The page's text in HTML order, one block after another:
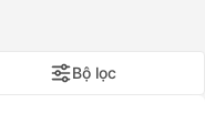
Bộ lọc